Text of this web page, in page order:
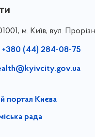
м. Київ, вул.
+380 (44) 284-08-75
портал Києва
рада